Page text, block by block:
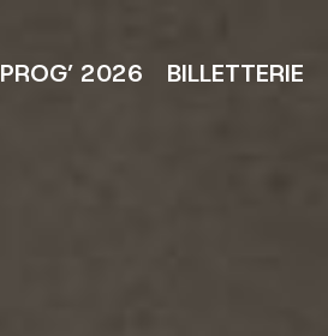
PROG’ 2026 BILLETTERIE